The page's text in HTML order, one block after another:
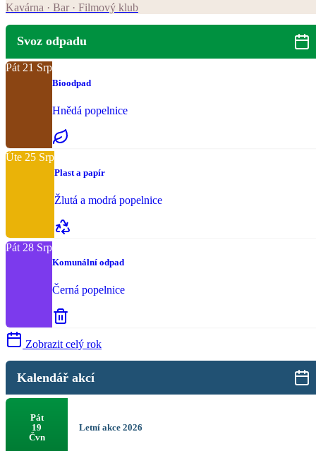
Kavárna · Bar · Filmový klub
Svoz odpadu
Pát 21 Srp
Bioodpad
Hnědá popelnice
Úte 25 Srp
Plast a papír
Žlutá a modrá popelnice
Pát 28 Srp
Komunální odpad
Černá popelnice
Zobrazit celý rok
Kalendář akcí
Pát
19
Čvn
Letní akce 2026